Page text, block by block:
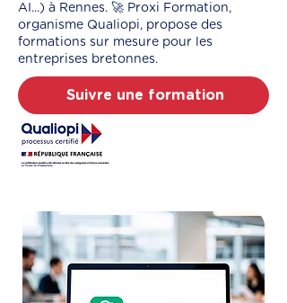
AI...) à Rennes. 🚀 Proxi Formation,
organisme Qualiopi, propose des
formations sur mesure pour les
entreprises bretonnes.
Suivre une formation